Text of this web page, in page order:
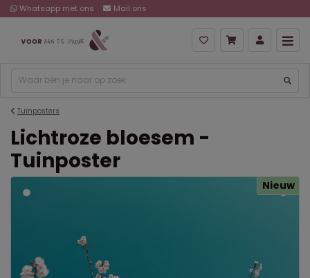
Whatsapp met ons Mail ons
Tuinposters
Lichtroze bloesem -
Tuinposter
Nieuw